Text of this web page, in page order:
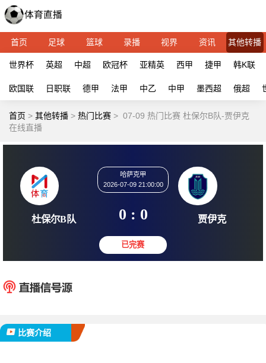
首页 足球 篮球 录播 视界 资讯 其他转播
世界杯 英超 中超 欧冠杯 亚精英 西甲 捷甲 韩K联
欧国联 日职联 德甲 法甲 中乙 中甲 墨西超 俄超
首页 > 其他转播 > 热门比赛 > 07-09 热门比赛 杜保尔B队-贾伊克
在线直播
哈萨克甲
2026-07-09 21:00:00
0 : 0
比赛介绍